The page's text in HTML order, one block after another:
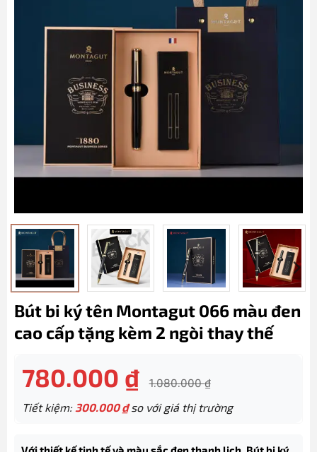
Bút bi ký tên Montagut 066 màu đen
cao cấp tặng kèm 2 ngòi thay thế
780.000 ₫ 1.080.000₫
Tiết kiệm: 300.000₫so với giá thị trường